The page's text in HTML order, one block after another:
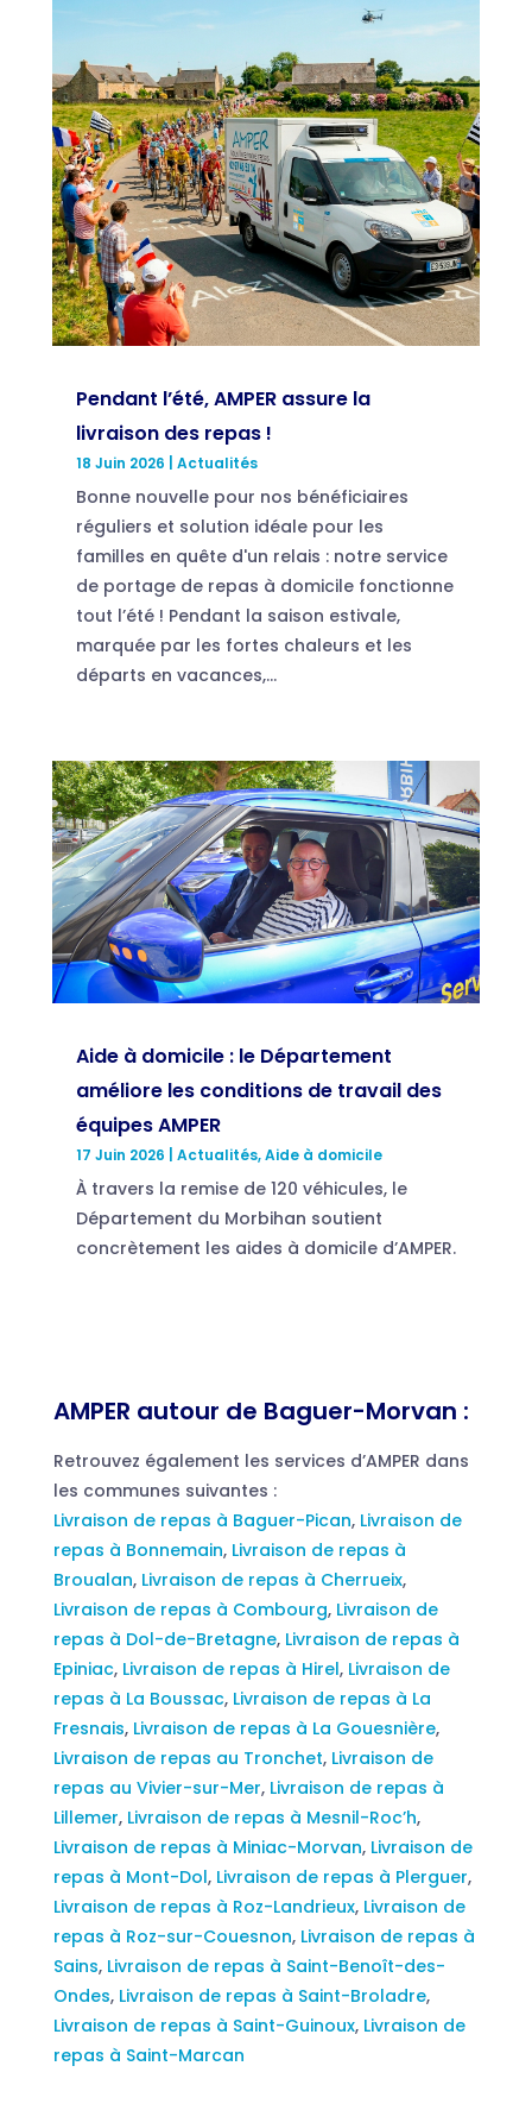
Pendant l’été, AMPER assure la
livraison des repas !
18 Juin 2026 Actualités
Bonne nouvelle pour nos bénéficiaires
réguliers et solution idéale pour les
familles en quête d'un relais : notre service
de portage de repas à domicile fonctionne
tout l’été ! Pendant la saison estivale,
marquée par les fortes chaleurs et les
départs en vacances,...
Aide à domicile : le Département
améliore les conditions de travail des
équipes AMPER
17 Juin 2026 Actualités,Aide à domicile
À travers la remise de 120 véhicules, le
Département du Morbihan soutient
concrètement les aides à domicile d’AMPER.
AMPER autour de Baguer-Morvan :
Retrouvez également les services d’AMPER dans
les communes suivantes :
Livraison de repas à Baguer-Pican, Livraison de
repas à Bonnemain, Livraison de repas à
Broualan, Livraison de repas à Cherrueix,
Livraison de repas à Combourg, Livraison de
repas à Dol-de-Bretagne, Livraison de repas à
Epiniac, Livraison de repas à Hirel, Livraison de
repas à La Boussac, Livraison de repas à La
Fresnais, Livraison de repas à La Gouesnière,
Livraison de repas au Tronchet, Livraison de
repas au Vivier-sur-Mer, Livraison de repas à
Lillemer, Livraison de repas à Mesnil-Roc’h,
Livraison de repas à Miniac-Morvan, Livraison de
repas à Mont-Dol, Livraison de repas à Plerguer,
Livraison de repas à Roz-Landrieux, Livraison de
repas à Roz-sur-Couesnon, Livraison de repas à
Sains, Livraison de repas à Saint-Benoît-des-
Ondes, Livraison de repas à Saint-Broladre,
Livraison de repas à Saint-Guinoux, Livraison de
repas à Saint-Marcan